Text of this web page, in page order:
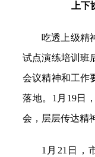
上
吃透上级精
试点演练培训班
会议精神和工作
落地。1月19日
会，层层传达精
1月21日，